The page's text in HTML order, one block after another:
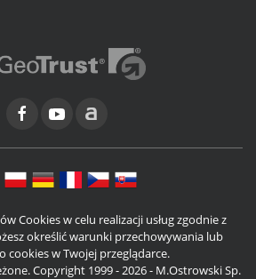
Cookies w celu realizacji usług zgodnie z
określić warunki przechowywania lub
cookies w Twojej przeglądarce.
Copyright 1999 - 2026 - M.Ostrowski Sp.